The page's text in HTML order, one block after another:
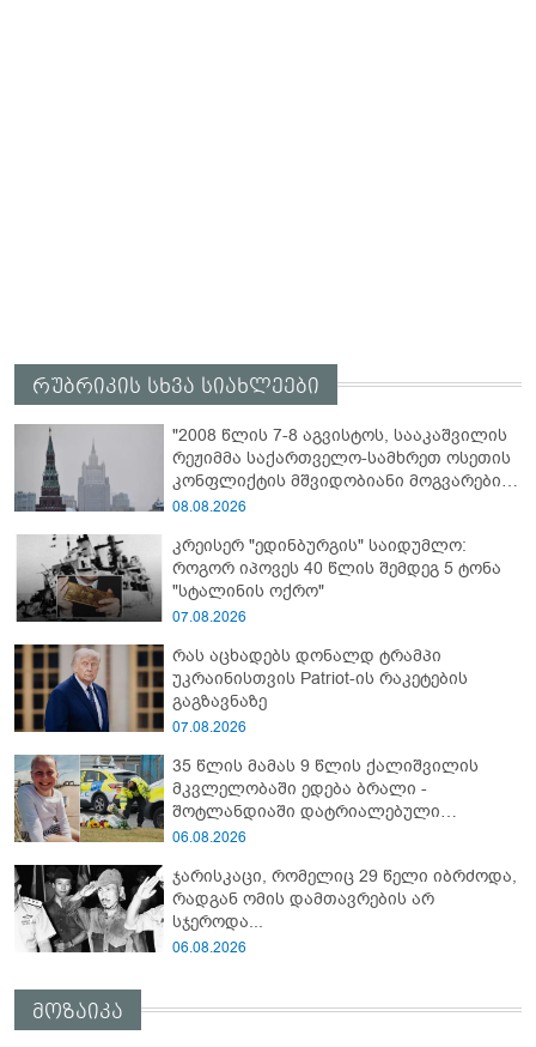
რუბრიკის სხვა სიახლეები
"2008 წლის 7-8 აგვისტოს, სააკაშვილის
რეჟიმმა საქართველო-სამხრეთ ოსეთის
კონფლიქტის მშვიდობიანი მოგვარების
შესახებ ყველა შეთანხმების დარღვევით,
აგრესია განახორციელა" - რუსეთის
საგარეო უწყება
08.08.2026
კრეისერ "ედინბურგის" საიდუმლო:
როგორ იპოვეს 40 წლის შემდეგ 5 ტონა
"სტალინის ოქრო"
07.08.2026
რას აცხადებს დონალდ ტრამპი
უკრაინისთვის Patriot-ის რაკეტების
გაგზავნაზე
07.08.2026
35 წლის მამას 9 წლის ქალიშვილის
მკვლელობაში ედება ბრალი -
შოტლანდიაში დატრიალებული
ტრაგედიის დეტალები
06.08.2026
ჯარისკაცი, რომელიც 29 წელი იბრძოდა,
რადგან ომის დამთავრების არ
სჯეროდა...
06.08.2026
მოზაიკა